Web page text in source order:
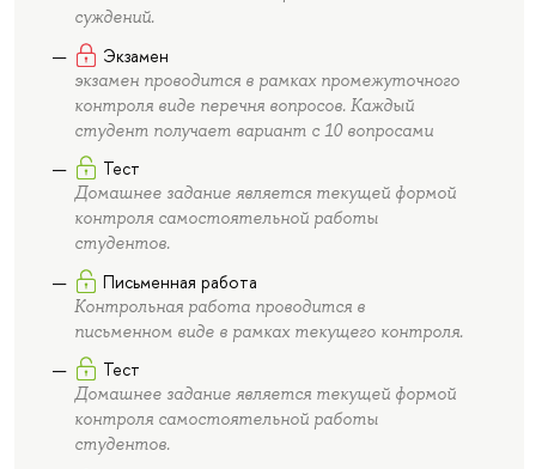
суждений.
Экзамен
экзамен проводится в рамках промежуточного
контроля виде перечня вопросов. Каждый
студент получает вариант с 10 вопросами
Тест
Домашнее задание является текущей формой
контроля самостоятельной работы
студентов.
Письменная работа
Контрольная работа проводится в
письменном виде в рамках текущего контроля.
Тест
Домашнее задание является текущей формой
контроля самостоятельной работы
студентов.